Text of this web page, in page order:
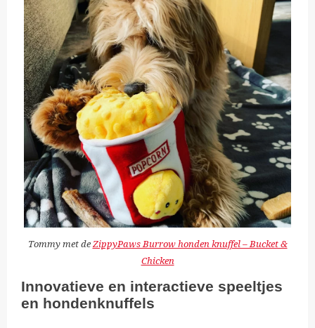
Tommy met de ZippyPaws Burrow honden knuffel – Bucket &
Chicken
Innovatieve en interactieve speeltjes
en hondenknuffels